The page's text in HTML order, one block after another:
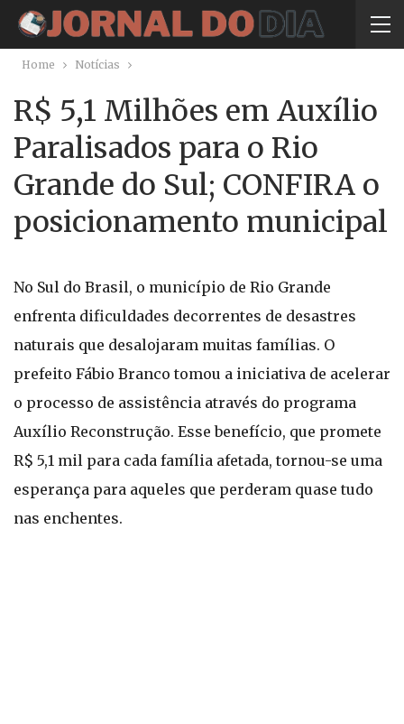
Home Notícias
R$ 5,1 Milhões em Auxílio
Paralisados para o Rio
Grande do Sul; CONFIRA o
posicionamento municipal
No Sul do Brasil, o município de Rio Grande
enfrenta dificuldades decorrentes de desastres
naturais que desalojaram muitas famílias. O
prefeito Fábio Branco tomou a iniciativa de acelerar
o processo de assistência através do programa
Auxílio Reconstrução. Esse benefício, que promete
R$ 5,1 mil para cada família afetada, tornou-se uma
esperança para aqueles que perderam quase tudo
nas enchentes.